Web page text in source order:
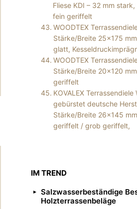
Fliese KDI – 32 mm
fein geriffelt
WOODTEX
Stärke/Breite 25×175
glatt,
WOODTEX
Stärke/Breite 20×120
geriffelt
KOVALEX
gebürstet deutsche
Stärke/Breite 26×145
geriffelt / grob geriffelt,
IM TREND
Salzwasserbeständige
Holzterrassenbeläge